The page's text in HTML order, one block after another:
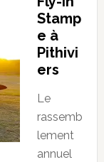
Stamp
e à
Pithivi
ers
Le
rassemb
lement
annuel